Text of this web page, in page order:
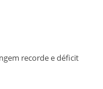
recorde e déficit